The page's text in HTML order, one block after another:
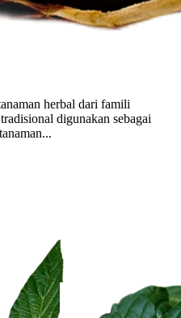
herbal dari famili
digunakan sebagai